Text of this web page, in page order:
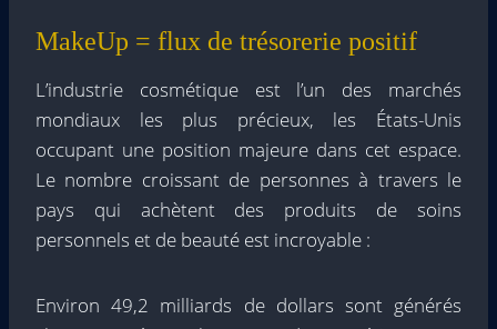
MakeUp = flux de trésorerie positif
L’industrie cosmétique est l’un des marchés
mondiaux les plus précieux, les États-Unis
occupant une position majeure dans cet espace.
Le nombre croissant de personnes à travers le
pays qui achètent des produits de soins
personnels et de beauté est incroyable :
Environ 49,2 milliards de dollars sont générés